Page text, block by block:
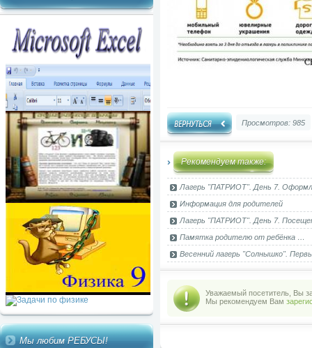
Мы любим РЕБУСЫ!
Просмотров: 985
Рекомендуем также:
Лагерь "ПАТРИОТ". День 7.
Информация для родителей
Лагерь "ПАТРИОТ". День 7.
Памятка родителю от ребёнка …
Весенний лагерь "Солнышко".
Уважаемый посетитель, Вы
Мы рекомендуем Вам